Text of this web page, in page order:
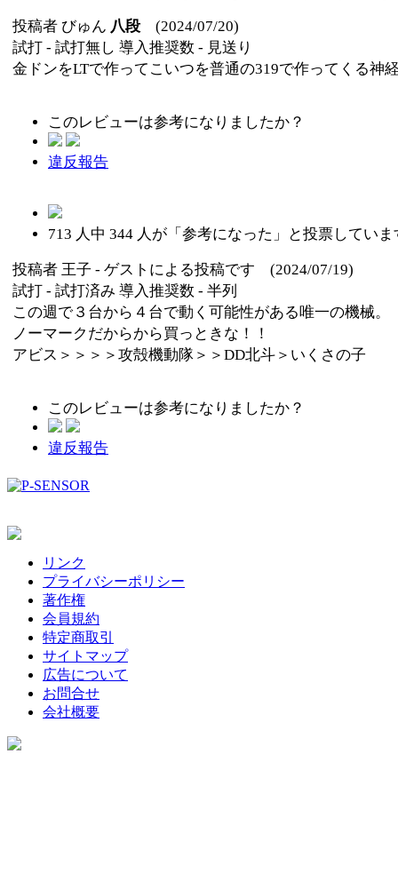
投稿者 びゅん 八段 (2024/07/20)
試打 - 試打無し 導入推奨数 - 見送り
金ドンをLTで作ってこいつを普通の319で作ってくる神
このレビューは参考になりましたか？
違反報告
713 人中 344 人が「参考になった」と投票していま
投稿者 王子 - ゲストによる投稿です (2024/07/19)
試打 - 試打済み 導入推奨数 - 半列
この週で３台から４台で動く可能性がある唯一の機械。
ノーマークだからから買っときな！！
アビス＞＞＞＞攻殻機動隊＞＞DD北斗＞いくさの子
このレビューは参考になりましたか？
違反報告
リンク
プライバシーポリシー
著作権
会員規約
特定商取引
サイトマップ
広告について
お問合せ
会社概要